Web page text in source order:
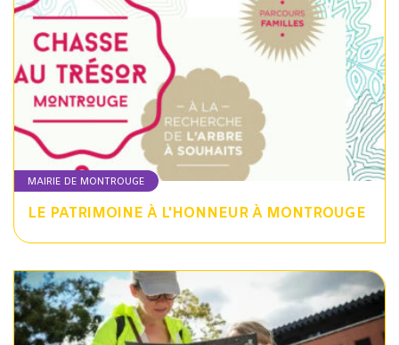
MAIRIE DE MONTROUGE
LE PATRIMOINE À L'HONNEUR À MONTROUGE